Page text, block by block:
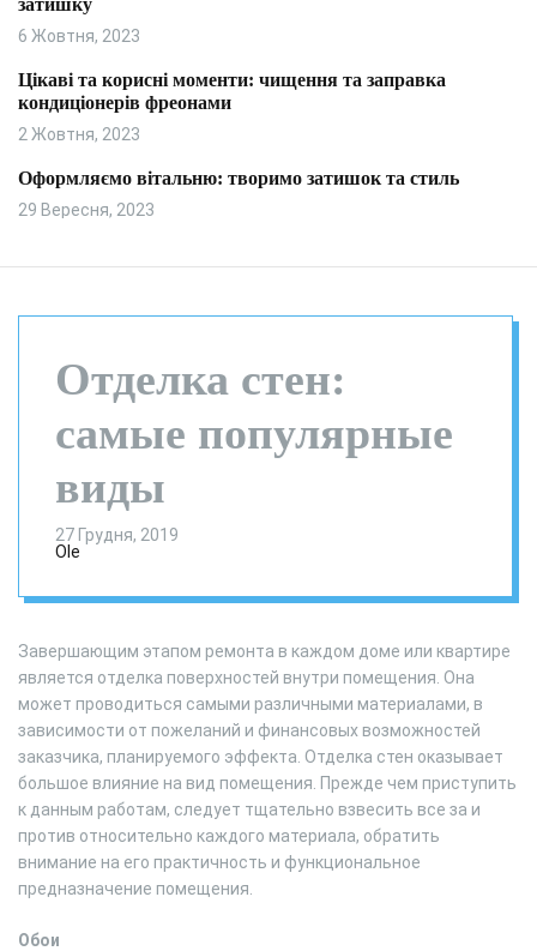
о
о
затишку
6 Жовтня, 2023
Цікаві та корисні моменти: чищення та заправка
кондиціонерів фреонами
2 Жовтня, 2023
Оформляємо вітальню: творимо затишок та стиль
29 Вересня, 2023
Отделка стен:
самые популярные
виды
27 Грудня, 2019
Ole
Завершающим этапом ремонта в каждом доме или квартире
является отделка поверхностей внутри помещения. Она
может проводиться самыми различными материалами, в
зависимости от пожеланий и финансовых возможностей
заказчика, планируемого эффекта. Отделка стен оказывает
большое влияние на вид помещения. Прежде чем приступить
к данным работам, следует тщательно взвесить все за и
против относительно каждого материала, обратить
внимание на его практичность и функциональное
предназначение помещения.
Обои